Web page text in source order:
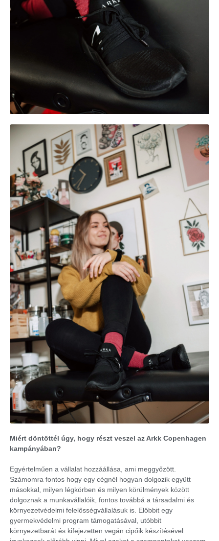
Miért döntöttél úgy, hogy részt veszel az Arkk Copenhagen
kampányában?
Egyértelműen a vállalat hozzáállása, ami meggyőzött.
Számomra fontos hogy egy cégnél hogyan dolgozik együtt
másokkal, milyen légkörben és milyen körülmények között
dolgoznak a munkavállalóik, fontos továbbá a társadalmi és
környezetvédelmi felelősségvállalásuk is. Előbbit egy
gyermekvédelmi program támogatásával, utóbbit
környezetbarát és kifejezetten vegán cipőik készítésével